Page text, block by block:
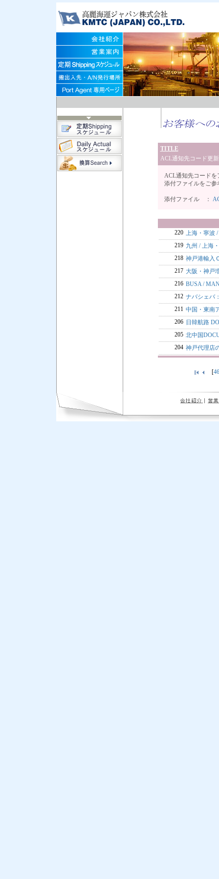
TITLE
ACL通知先コード更
ACL通知先コード
添付ファイルをご参
添付ファイル ：
220 上海・寧波
219 九州 / 上海
218 神戸港輸入
217 大阪・神戸
216 BUSA /
212 ナバシェバ
211 中国・東南
206 日韓航路
205 北中国
204 神戸代理店
[46